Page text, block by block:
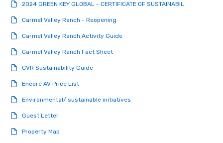
2024 GREEN KEY GLOBAL - CERTIFICATE OF SUSTAINABIL
Carmel Valley Ranch - Reopening
Carmel Valley Ranch Activity Guide
Carmel Valley Ranch Fact Sheet
CVR Sustainability Guide
Encore AV Price List
Environmental/ sustainable initiatives
Guest Letter
Property Map